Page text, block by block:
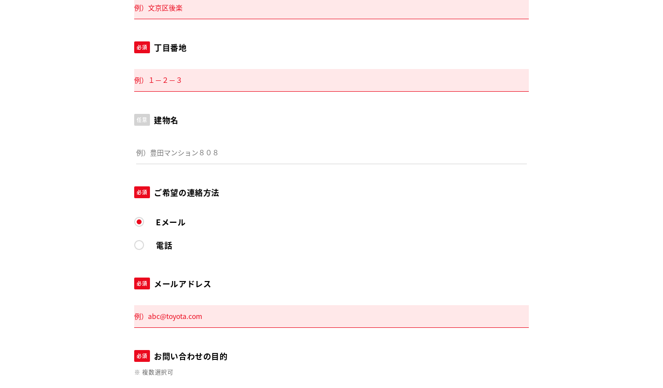
必須 丁目番地
任意 建物名
必須 ご希望の連絡方法
Eメール
電話
必須 メールアドレス
必須 お問い合わせの目的
※ 複数選択可